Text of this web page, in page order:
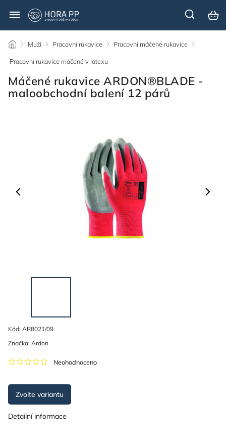
/ Muži / Pracovní rukavice / Pracovní máčené rukavice /
Pracovní rukavice máčené v latexu
Máčené rukavice ARDON®BLADE -
maloobchodní balení 12 párů
Kód: AR8021/09
Neohodnoceno
Značka: Ardon
Zvolte variantu
Detailní informace